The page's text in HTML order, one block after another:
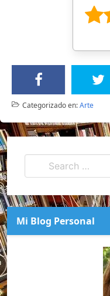
Categorizado en:Arte
Mi Blog Personal